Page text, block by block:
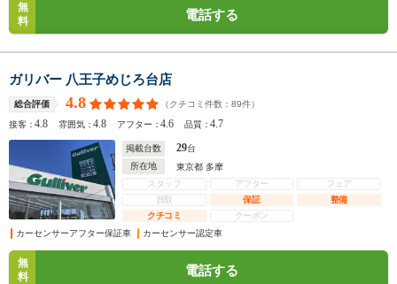
無
料
電話する
ガリバー 八王子めじろ台店
総合評価 4.8 （クチコミ件数： 89件）
接客：4.8 雰囲気：4.8 アフター：4.6 品質：4.7
掲載台数 29台
所在地
東京都 多摩
スタッフ
アフター
フェア
買取
保証
整備
クチコミ
クーポン
カーセンサーアフター保証車
カーセンサー認定車
無
料
電話する